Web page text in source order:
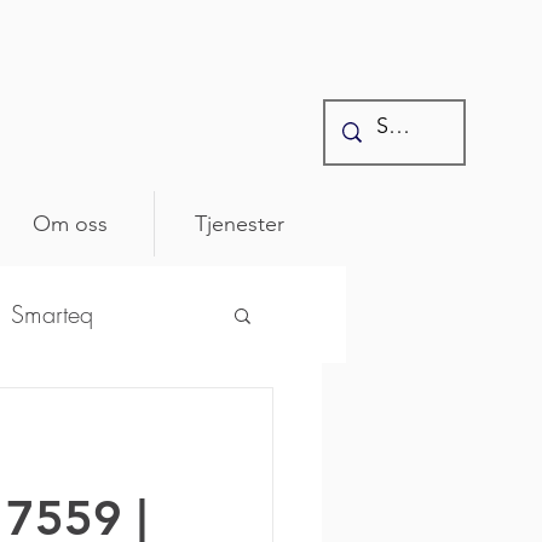
Om oss Tjenester
Smarteq
|